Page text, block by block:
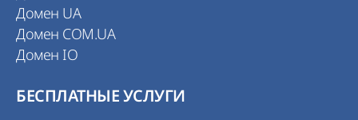
Домен UA
Домен COM.UA
Домен IO
БЕСПЛАТНЫЕ УСЛУГИ